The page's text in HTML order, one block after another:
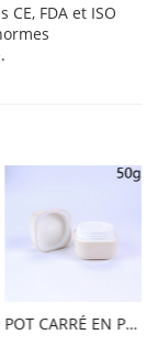
FDA et ISO
POT CARRÉ EN PP DE 50 ML / 1,7 OZ, AUX COINS ARRONDIS, À FINITION BRILLANTE ET COULEUR BLEU CLAIR, CONTENANT DOUBLE COUCHE AVEC BOUCHON INTÉRIEUR. SANS BPA, CONFORME AUX NORMES ALIMENTAIRES, À LARGE OUVERTURE, ÉTANCHE, HERMÉTIQUE, ANTI-OXYDANT, RÉUTILISABLE ET DURABLE. POUR CRÈME POUR LE VISAGE, CRÈME POUR LES MAINS, CIRE CAPILLAIRE, MASQUE ARGILEUX, SOINS DE LA PEAU.